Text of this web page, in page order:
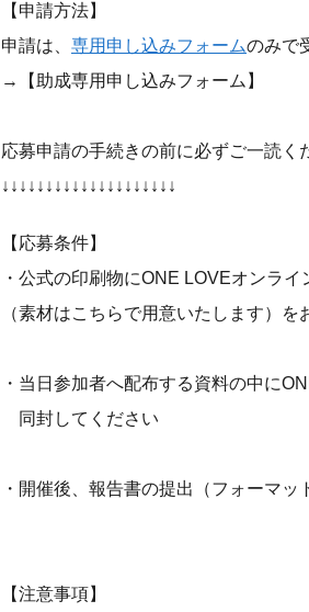
【申請方法】
申請は、 専用申し込みフォームのみで
→【助成専用申し込みフォーム】
応募申請の手続きの前に必ずご一読く
↓↓↓↓↓↓↓↓↓↓↓↓↓↓↓↓↓↓↓↓
【応募条件】
・公式の印刷物にONE LOVEオンライ
（素材はこちらで用意いたします）を
・当日参加者へ配布する資料の中に
同封してください
・開催後、報告書の提出（フォーマッ
【注意事項】